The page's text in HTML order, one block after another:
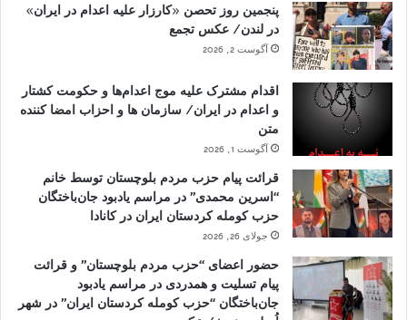
پنجمین روز تحصن «کارزار علیه اعدام در ایران»
در لندن/ عکس تجمع
آگوست 2, 2026
اقدام مشترک علیه موج اعدام‌ها و حکومت کشتار
و اعدام در ایران/ سازمان ها و احزاب امضا کننده
متن
آگوست 1, 2026
قرائت پیام حزب مردم بلوچستان توسط خانم
“اسرین محمدی” در مراسم یادبود جان‌باختگان
حزب کومله کردستان ایران در کانادا
جولای 26, 2026
حضور اعضای “حزب مردم بلوچستان” و قرائت
پیام تسلیت و همدردی در مراسم یادبود
جان‌باختگان “حزب کومله کردستان ایران” در شهر